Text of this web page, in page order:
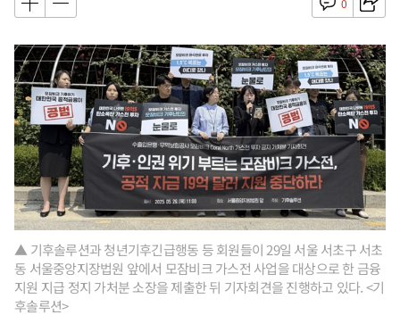
▲ 기후솔루션과 청년기후긴급행동 등 회원들이 29일 서울 서초구 서초
동 서울중앙지장법원 앞에서 모잠비크 가스전 사업을 대상으로 한 금융
지원 지급 정지 가처분 소장을 제출한 뒤 기자회견을 진행하고 있다. <기
후솔루션>